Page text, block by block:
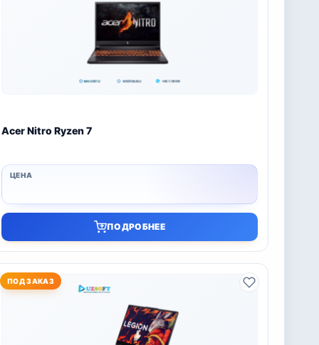
Acer Nitro Ryzen 7
ПОДРОБНЕЕ
ПОД ЗАКАЗ